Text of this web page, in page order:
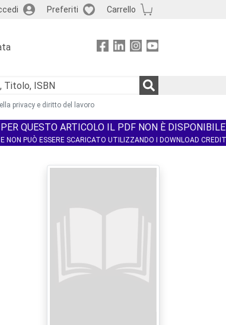
Preferiti Carrello
privacy e diritto del lavoro
PER QUESTO ARTICOLO IL PDF NON È DISPONIBILE
E NON PUÒ ESSERE SCARICATO UTILIZZANDO I DOWNLOAD CREDIT